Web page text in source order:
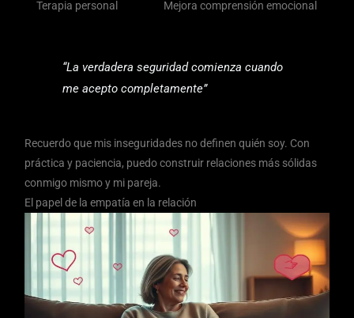
Terapia personal Mejora comprensión emocional
“La verdadera seguridad comienza cuando
me acepto completamente”
Recuerdo que mis inseguridades no definen quién soy. Con
práctica y paciencia, puedo construir relaciones más sólidas
conmigo mismo y mi pareja.
El papel de la empatía en la relación